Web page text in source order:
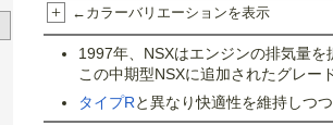
+ ←カラーバリエーションを表示
1997年、NSXはエンジンの排気量を
この中期型NSXに追加されたグレー
タイプRと異なり快適性を維持しつ